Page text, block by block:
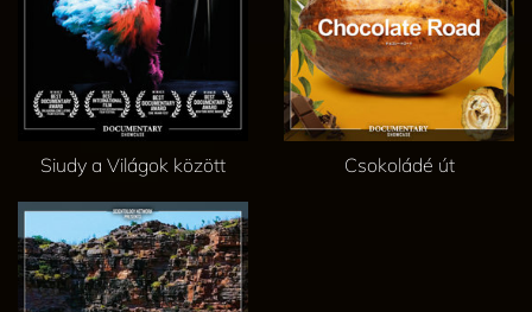
Siudy a Világok között Csokoládé út